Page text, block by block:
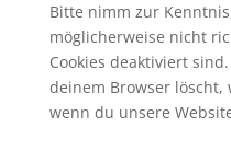
Bitte nimm zur
möglicherweise nicht
Cookies deaktiviert
deinem Browser
wenn du unsere